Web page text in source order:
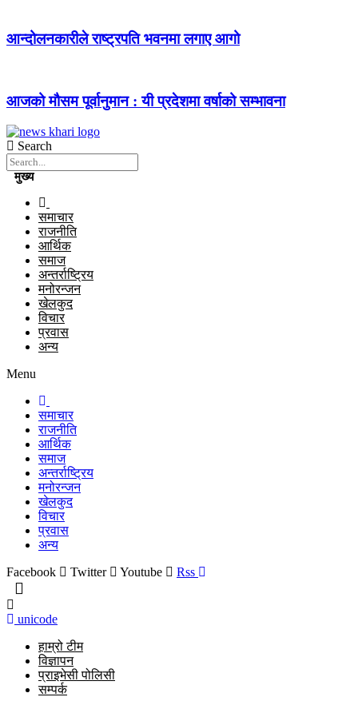
आन्दोलनकारीले राष्ट्रपति भवनमा लगाए आगो
आजको मौसम पूर्वानुमान : यी प्रदेशमा वर्षाको सम्भावना
Search
मुख्य
समाचार
राजनीति
आर्थिक
समाज
अन्तर्राष्ट्रिय
मनोरन्जन
खेलकुद
विचार
प्रवास
अन्य
Menu
समाचार
राजनीति
आर्थिक
समाज
अन्तर्राष्ट्रिय
मनोरन्जन
खेलकुद
विचार
प्रवास
अन्य
Facebook
Twitter Youtube Rss
unicode
हाम्रो टीम
विज्ञापन
प्राइभेसी पोलिसी
सम्पर्क